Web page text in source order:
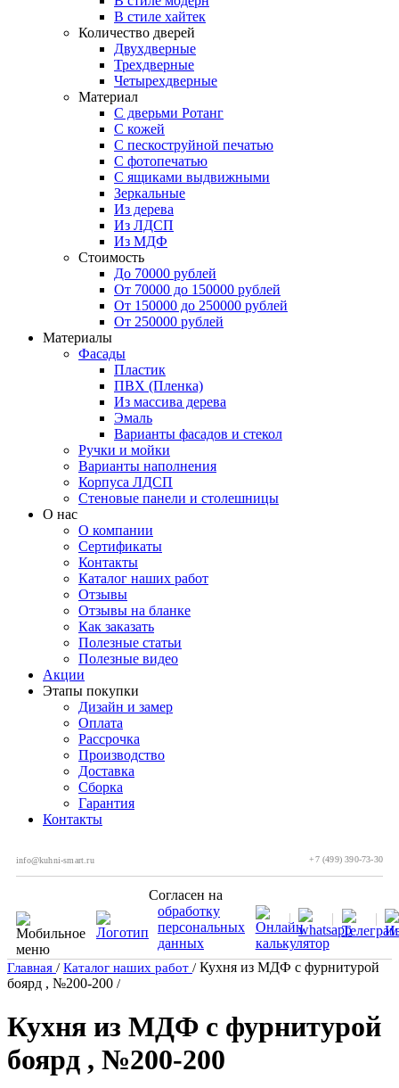
В стиле хайтек
Количество дверей
Двухдверные
Трехдверные
Четырехдверные
Материал
C дверьми Ротанг
C кожей
C пескоструйной печатью
C фотопечатью
C ящиками выдвижными
Зеркальные
Из дерева
Из ЛДСП
Из МДФ
Стоимость
До 70000 рублей
От 70000 до 150000 рублей
От 150000 до 250000 рублей
От 250000 рублей
Материалы
Фасады
Пластик
ПВХ (Пленка)
Из массива дерева
Эмаль
Варианты фасадов и стекол
Ручки и мойки
Варианты наполнения
Корпуса ЛДСП
Стеновые панели и столешницы
О нас
О компании
Сертификаты
Контакты
Каталог наших работ
Отзывы
Отзывы на бланке
Как заказать
Полезные статьи
Полезные видео
Акции
Этапы покупки
Дизайн и замер
Оплата
Рассрочка
Производство
Доставка
Сборка
Гарантия
Контакты
info@kuhni-smart.ru +7 (499) 390-73-30
Согласен на
обработку
персональных
данных
Главная / Каталог наших работ / Кухня из МДФ с фурнитурой
боярд , №200-200 /
Кухня из МДФ с фурнитурой
боярд , №200-200